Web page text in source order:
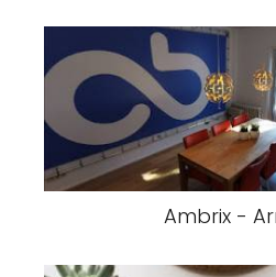
Ambrix -